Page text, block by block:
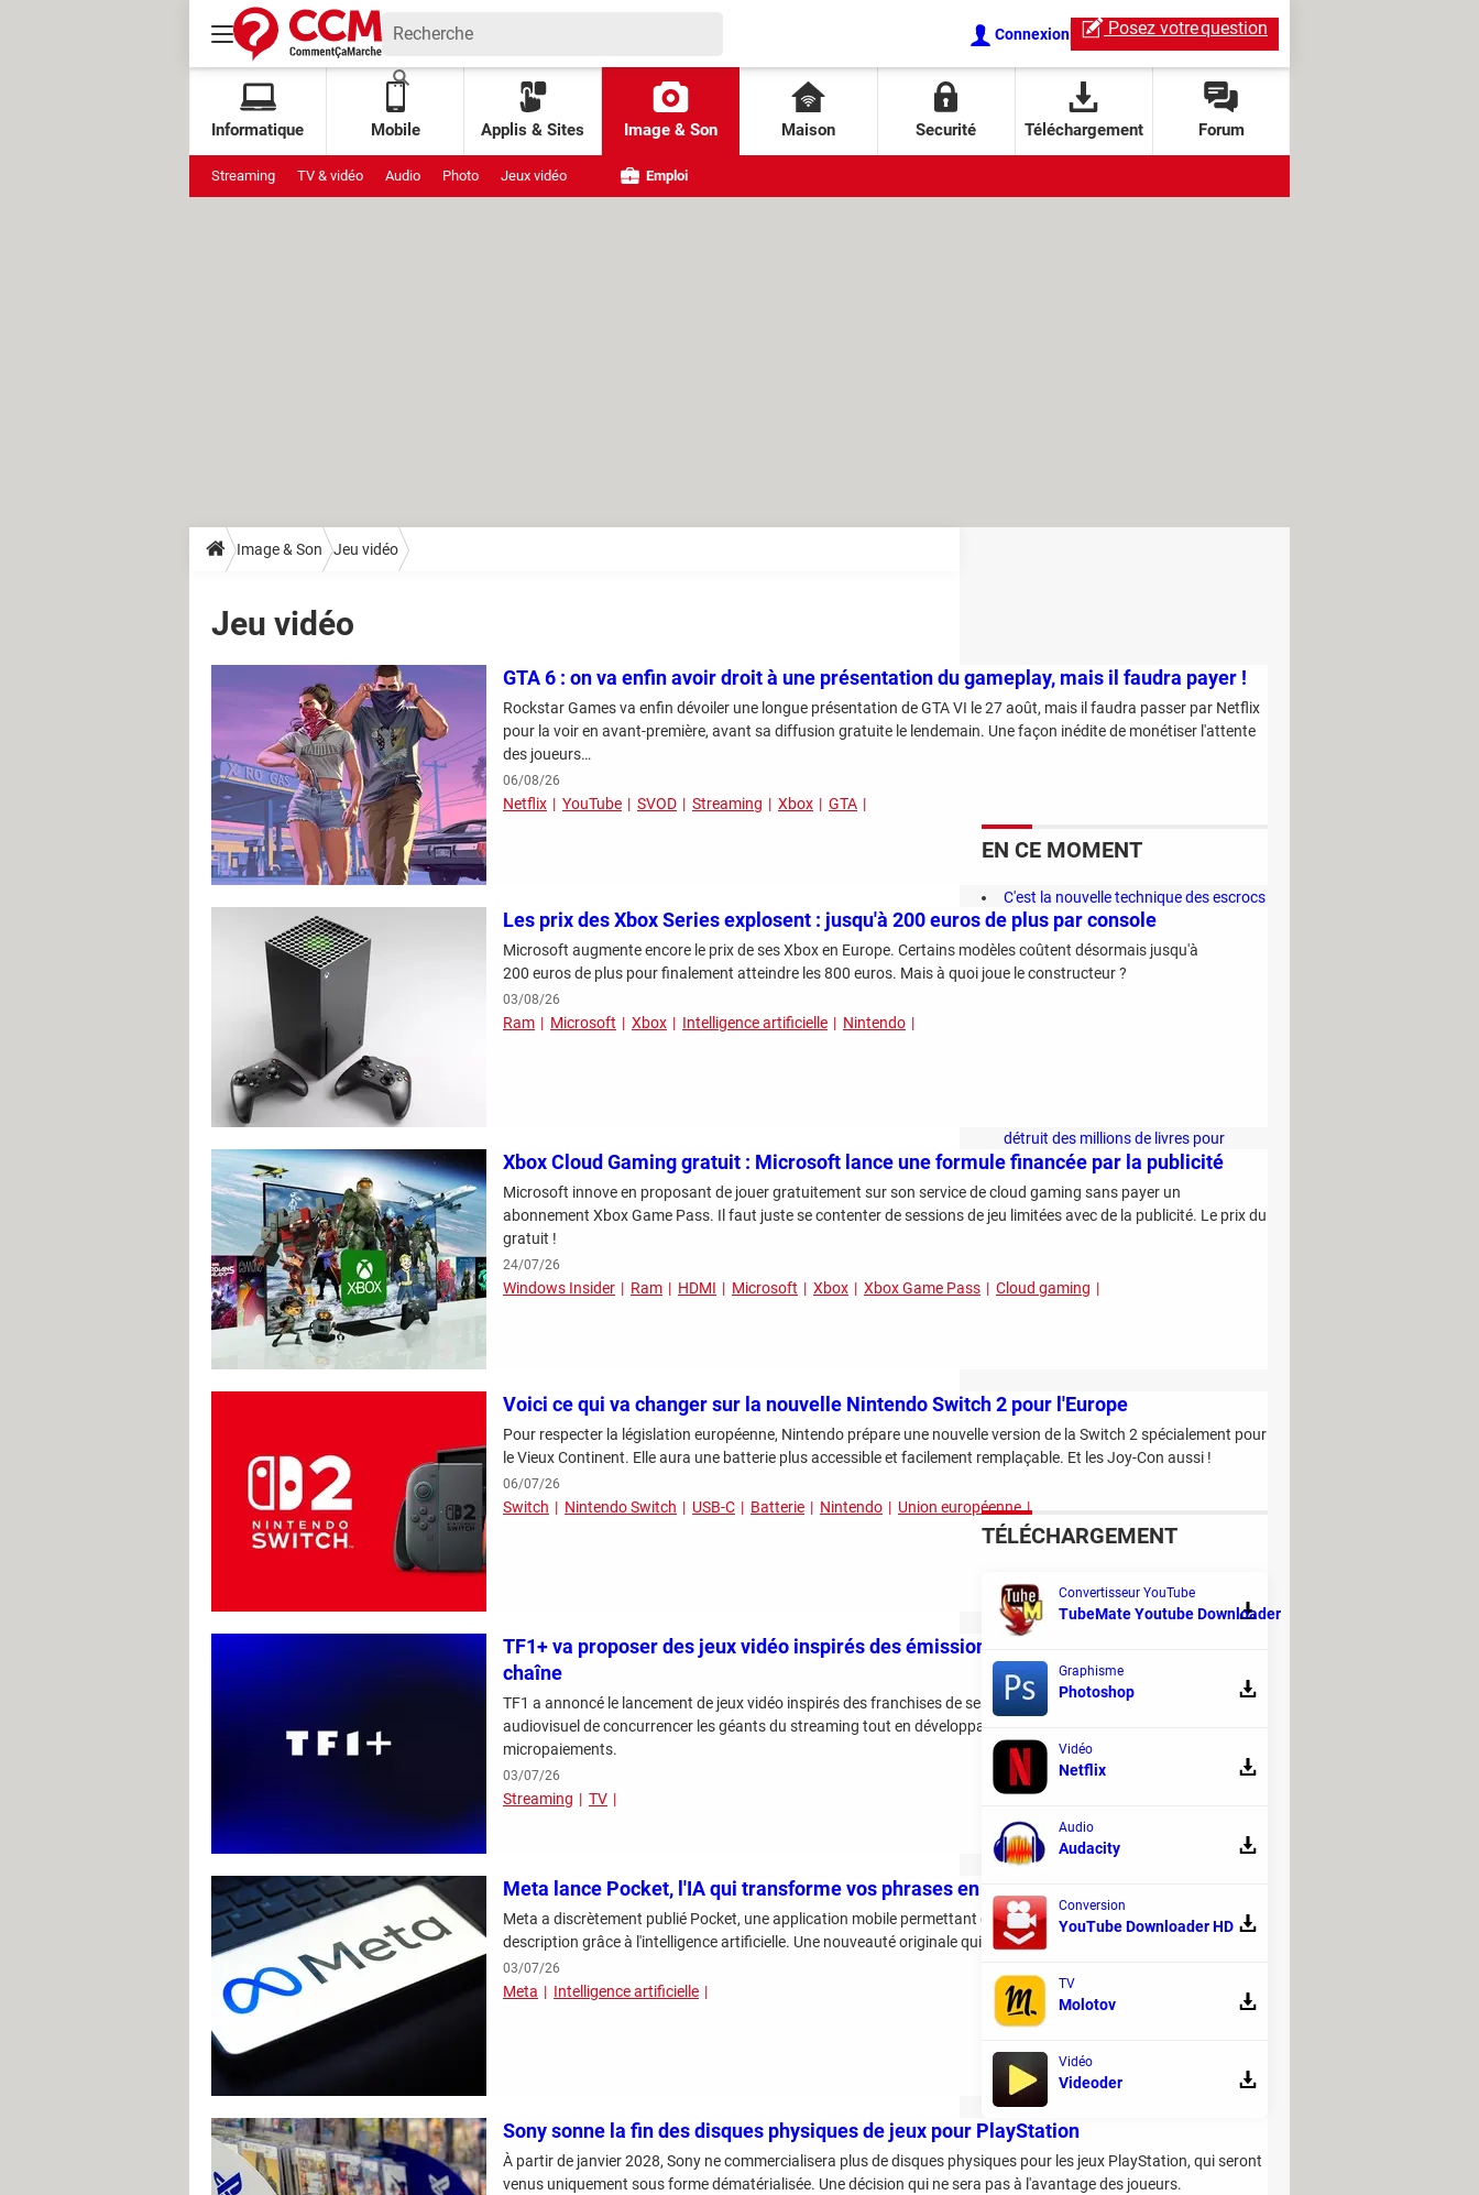
Connexion Posez votrequestion
Informatique Mobile Applis & Sites Image & Son Maison Securité Téléchargement Forum
Streaming TV & vidéo Audio Photo Jeux vidéo Emploi
Image & Son Jeu vidéo
Jeu vidéo
GTA 6 : on va enfin avoir droit à une présentation du gameplay, mais il faudra payer !
Rockstar Games va enfin dévoiler une longue présentation de GTA VI le 27 août, mais il faudra passer par Netflix
pour la voir en avant-première, avant sa diffusion gratuite le lendemain. Une façon inédite de monétiser l'attente
des joueurs…
06/08/26
Netflix YouTube SVOD Streaming Xbox GTA
Les prix des Xbox Series explosent : jusqu'à 200 euros de plus par console
Microsoft augmente encore le prix de ses Xbox en Europe. Certains modèles coûtent désormais jusqu'à
200 euros de plus pour finalement atteindre les 800 euros. Mais à quoi joue le constructeur ?
03/08/26
Ram Microsoft Xbox Intelligence artificielle Nintendo
Xbox Cloud Gaming gratuit : Microsoft lance une formule financée par la publicité
Microsoft innove en proposant de jouer gratuitement sur son service de cloud gaming sans payer un
abonnement Xbox Game Pass. Il faut juste se contenter de sessions de jeu limitées avec de la publicité. Le prix du
gratuit !
24/07/26
Windows Insider Ram HDMI Microsoft Xbox Xbox Game Pass Cloud gaming
Voici ce qui va changer sur la nouvelle Nintendo Switch 2 pour l'Europe
Pour respecter la législation européenne, Nintendo prépare une nouvelle version de la Switch 2 spécialement pour
le Vieux Continent. Elle aura une batterie plus accessible et facilement remplaçable. Et les Joy-Con aussi !
06/07/26
Switch Nintendo Switch USB-C Batterie Nintendo Union européenne
TF1+ va proposer des jeux vidéo inspirés des émissions les plus populaires de la
chaîne
TF1 a annoncé le lancement de jeux vidéo inspirés des franchises de ses émissions télé. Un moyen pour le groupe
audiovisuel de concurrencer les géants du streaming tout en développant un nouveau système de
micropaiements.
03/07/26
Streaming TV
Meta lance Pocket, l'IA qui transforme vos phrases en jeux vidéo
Meta a discrètement publié Pocket, une application mobile permettant de générer des mini-jeux avec une simple
description grâce à l'intelligence artificielle. Une nouveauté originale qui pourrait donner des envies créatives.
03/07/26
Meta Intelligence artificielle
Sony sonne la fin des disques physiques de jeux pour PlayStation
À partir de janvier 2028, Sony ne commercialisera plus de disques physiques pour les jeux PlayStation, qui seront
venus uniquement sous forme dématérialisée. Une décision qui ne sera pas à l'avantage des joueurs.
EN CE MOMENT
C'est la nouvelle technique des escrocs
pour piocher discrètement dans votre
compte bancaire
Ce sont les trucs des primeurs pour
détruit des millions de livres pour
entraîner son IA
TÉLÉCHARGEMENT
Convertisseur YouTube
TubeMate Youtube Downloader
Graphisme
Photoshop
Vidéo
Netflix
Audio
Audacity
Conversion
YouTube Downloader HD
TV
Molotov
Vidéo
Videoder